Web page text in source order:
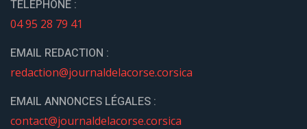
TÉLÉPHONE :
04 95 28 79 41
EMAIL REDACTION :
redaction@journaldelacorse.corsica
EMAIL ANNONCES LÉGALES :
contact@journaldelacorse.corsica